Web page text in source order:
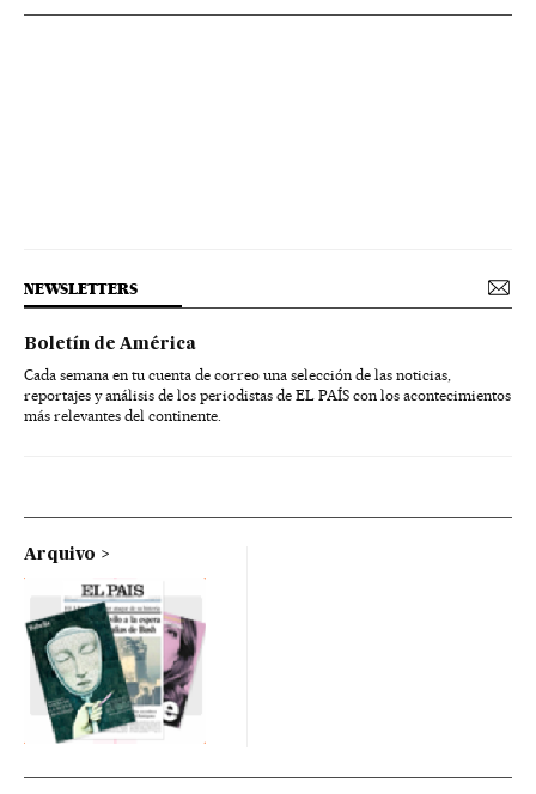
NEWSLETTERS
Boletín de América
Cada semana en tu cuenta de correo una selección de las noticias,
reportajes y análisis de los periodistas de EL PAÍS con los acontecimientos
más relevantes del continente.
Arquivo